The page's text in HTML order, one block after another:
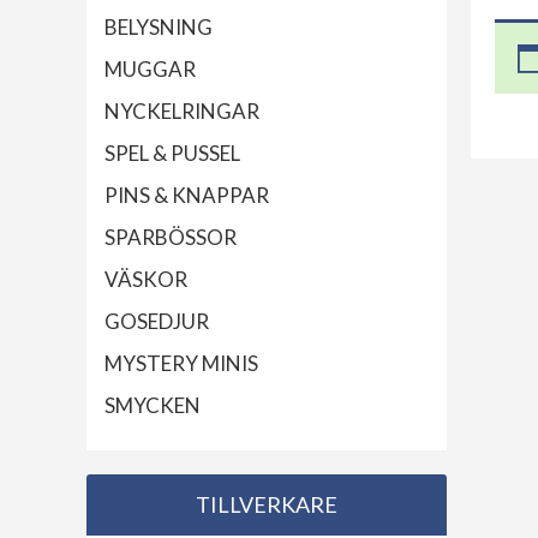
BELYSNING
MUGGAR
NYCKELRINGAR
SPEL & PUSSEL
PINS & KNAPPAR
SPARBÖSSOR
VÄSKOR
GOSEDJUR
MYSTERY MINIS
SMYCKEN
TILLVERKARE